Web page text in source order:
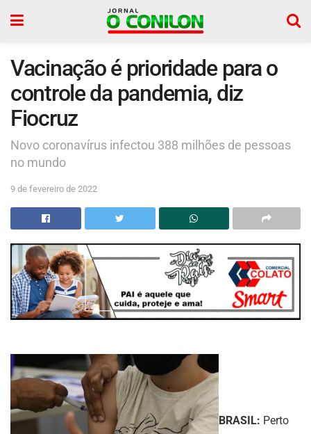
Vacinação é prioridade para o
controle da pandemia, diz
Fiocruz
Novo coronavírus infectou 388 milhões de pessoas
no mundo
9 de fevereiro de 2022
BRASIL: Perto